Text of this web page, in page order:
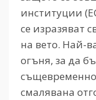
институции
се изразяват
на вето. Най-
огъня, за да
смалявана